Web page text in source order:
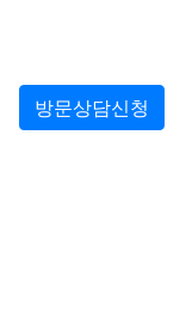
방문상담신청